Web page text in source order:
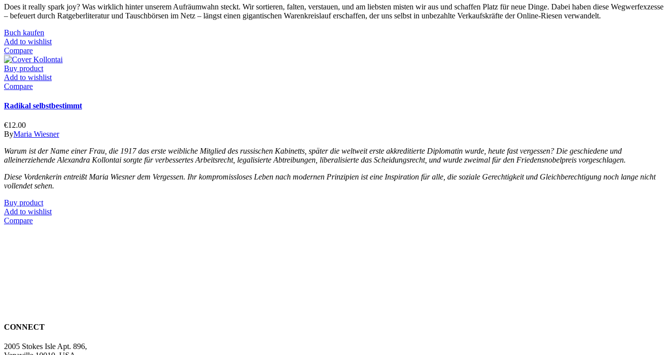
Does it really spark joy? Was wirklich hinter unserem Aufräumwahn steckt. Wir sortieren, falten, verstauen, und am liebsten misten wir aus und schaffen Platz für neue Dinge. Dabei haben diese Wegwerfexzesse
– befeuert durch Ratgeberliteratur und Tauschbörsen im Netz – längst einen gigantischen Warenkreislauf erschaffen, der uns selbst in unbezahlte Verkaufskräfte der Online-Riesen verwandelt.
Buch kaufen
Add to wishlist
Compare
Buy product
Add to wishlist
Compare
Radikal selbstbestimmt
€12.00
ByMaria Wiesner
Warum ist der Name einer Frau, die 1917 das erste weibliche Mitglied des russischen Kabinetts, später die weltweit erste akkreditierte Diplomatin wurde, heute fast vergessen? Die geschiedene und
alleinerziehende Alexandra Kollontai sorgte für verbessertes Arbeitsrecht, legalisierte Abtreibungen, liberalisierte das Scheidungsrecht, und wurde zweimal für den Friedensnobelpreis vorgeschlagen.
Diese Vordenkerin entreißt Maria Wiesner dem Vergessen. Ihr kompromissloses Leben nach modernen Prinzipien ist eine Inspiration für alle, die soziale Gerechtigkeit und Gleichberechtigung noch lange nicht
vollendet sehen.
Buy product
Add to wishlist
Compare
CONNECT
2005 Stokes Isle Apt. 896,